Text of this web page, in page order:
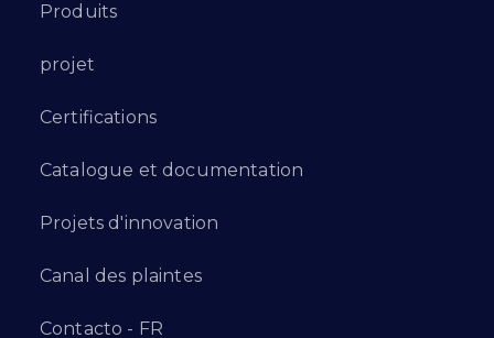
Produits
projet
Certifications
Catalogue et documentation
Projets d'innovation
Canal des plaintes
Contacto - FR